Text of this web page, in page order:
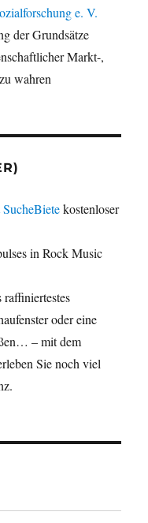
e. V.
der Grundsätze
Markt-,
wahren
kostenloser
in Rock Music
raffiniertestes
oder eine
– mit dem
Sie noch viel